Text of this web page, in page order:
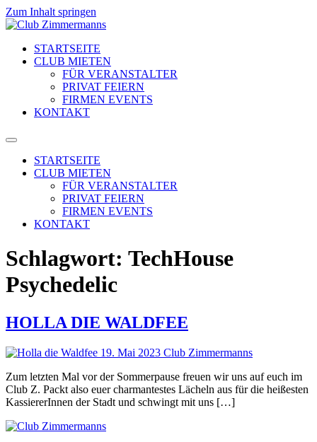
Zum Inhalt springen
STARTSEITE
CLUB MIETEN
FÜR VERANSTALTER
PRIVAT FEIERN
FIRMEN EVENTS
KONTAKT
STARTSEITE
CLUB MIETEN
FÜR VERANSTALTER
PRIVAT FEIERN
FIRMEN EVENTS
KONTAKT
Schlagwort: TechHouse
Psychedelic
HOLLA DIE WALDFEE
Zum letzten Mal vor der Sommerpause freuen wir uns auf euch im
Club Z. Packt also euer charmantestes Lächeln aus für die heißesten
KassiererInnen der Stadt und schwingt mit uns […]